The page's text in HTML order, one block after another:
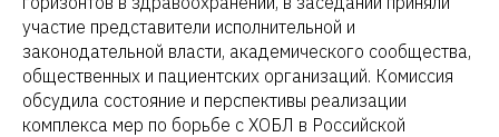
участие представители исполнительной и
законодательной власти, академического сообщества,
общественных и пациентских организаций. Комиссия
обсудила состояние и перспективы реализации
комплекса мер по борьбе с ХОБЛ в Российской